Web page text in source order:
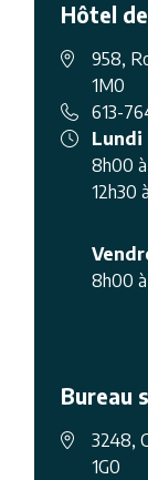
Hôtel
958,
1M0
613-
Lundi
8h00
12h30
8h00
Bureau
3248,
1G0